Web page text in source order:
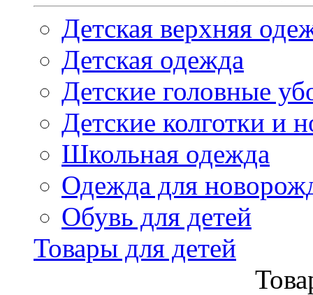
Детская верхняя
Детская одежда
Детские головные
Детские колготки и
Школьная одежда
Одежда для
Обувь для детей
Товары для детей